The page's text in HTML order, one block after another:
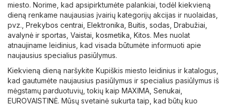
miesto. Norime, kad apsipirktumėte palankiai, todėl kiekvieną
dieną renkame naujausias įvairių kategorijų akcijas ir nuolaidas,
pvz., Prekybos centrai Elektronika Buitis, sodas Drabužiai,
avalynė ir sportas Vaistai, kosmetika Kitos. Mes nuolat
atnaujiname leidinius, kad visada būtumėte informuoti apie
naujausius specialius pasiūlymus.
Kiekvieną dieną naršykite Kupiškis miesto leidinius ir katalogus,
kad gautumėte naujausius pasiūlymus ir specialius pasiūlymus iš
mėgstamų parduotuvių, tokių kaip MAXIMA Senukai
EUROVAISTINĖ. Mūsų svetainė sukurta taip, kad būtų kuo